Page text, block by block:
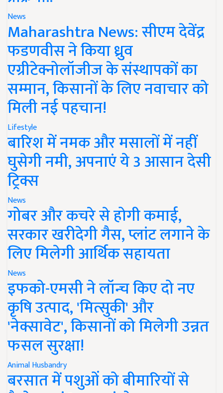
News
Maharashtra News: सीएम देवेंद्र
फडणवीस ने किया ध्रुव
एग्रीटेक्नोलॉजीज के संस्थापकों का
सम्मान, किसानों के लिए नवाचार को
मिली नई पहचान!
Lifestyle
बारिश में नमक और मसालों में नहीं
घुसेगी नमी, अपनाएं ये 3 आसान देसी
ट्रिक्स
News
गोबर और कचरे से होगी कमाई,
सरकार खरीदेगी गैस, प्लांट लगाने के
लिए मिलेगी आर्थिक सहायता
News
इफको-एमसी ने लॉन्च किए दो नए
कृषि उत्पाद, 'मित्सुकी' और
'नेक्सावेट', किसानों को मिलेगी उन्नत
फसल सुरक्षा!
Animal Husbandry
बरसात में पशुओं को बीमारियों से